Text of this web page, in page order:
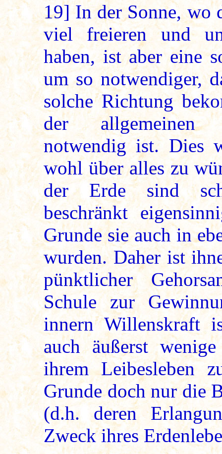
19]In der Sonne, wo
viel freieren und
haben, ist aber eine
um so notwendiger,
solche Richtung
der allgemeinen
notwendig ist. Dies
wohl über alles zu
der Erde sind
beschränkt
Grunde sie auch in
wurden. Daher ist
pünktlicher
Schule zur
innern Willenskraft
auch äußerst
ihrem Leibesleben
Grunde doch nur die
(d.h. deren
Zweck ihres